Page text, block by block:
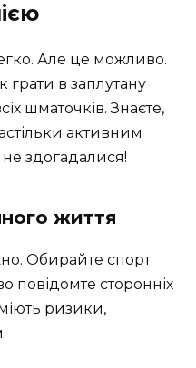
Але це можливо.
грати в заплутану
шматочків. Знаєте,
активним
здогадалися!
життя
Обирайте спорт
повідомте сторонніх
ризики,